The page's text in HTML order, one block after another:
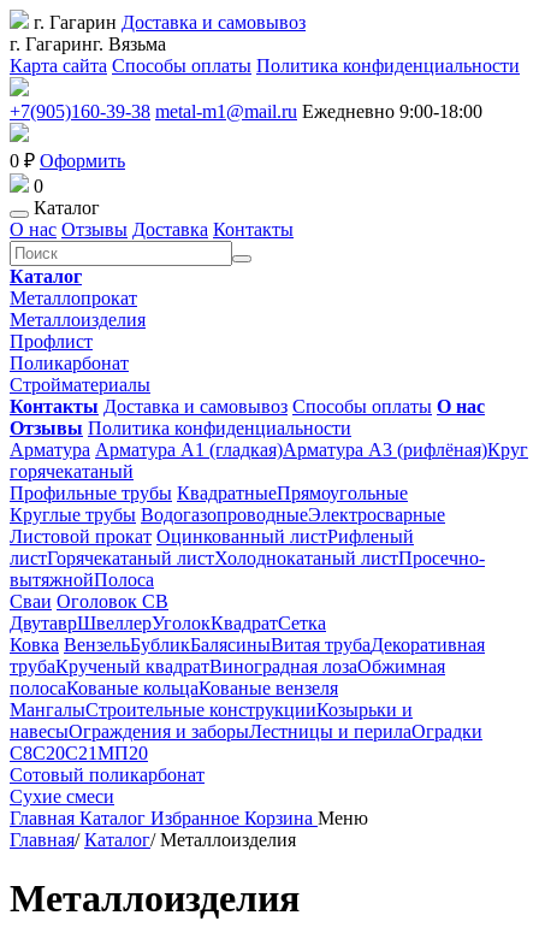
г. Гагарин Доставка и самовывоз
г. Гагаринг. Вязьма
Карта сайта Способы оплаты Политика конфиденциальности
+7(905)160-39-38 metal-m1@mail.ru Ежедневно 9:00-18:00
0 ₽ Оформить
0
Каталог
О нас Отзывы Доставка Контакты
Каталог
Металлопрокат
Металлоизделия
Профлист
Поликарбонат
Стройматериалы
Контакты Доставка и самовывоз Способы оплаты О нас
Отзывы Политика конфиденциальности
Арматура Арматура А1 (гладкая)Арматура А3 (рифлёная)Круг
горячекатаный
Профильные трубы КвадратныеПрямоугольные
Круглые трубы ВодогазопроводныеЭлектросварные
Листовой прокат Оцинкованный листРифленый
листГорячекатаный листХолоднокатаный листПросечно-
вытяжнойПолоса
Сваи Оголовок СВ
ДвутаврШвеллерУголокКвадратСетка
Ковка ВензельБубликБалясиныВитая трубаДекоративная
трубаКрученый квадратВиноградная лозаОбжимная
полосаКованые кольцаКованые вензеля
МангалыСтроительные конструкцииКозырьки и
навесыОграждения и заборыЛестницы и перилаОградки
С8С20С21МП20
Сотовый поликарбонат
Сухие смеси
Главная Каталог Избранное Корзина Меню
Главная/ Каталог/ Металлоизделия
Металлоизделия